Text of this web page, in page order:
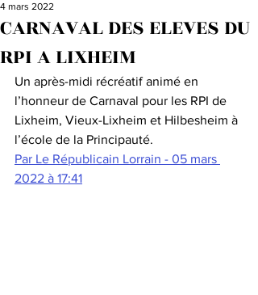
CARNAVAL DES ELEVES DU
RPI A LIXHEIM
4 mars 2022
Un après-midi récréatif animé en
l’honneur de Carnaval pour les RPI de
Lixheim, Vieux-Lixheim et Hilbesheim à
l’école de la Principauté.
Par Le Républicain Lorrain - 05 mars
2022 à 17:41